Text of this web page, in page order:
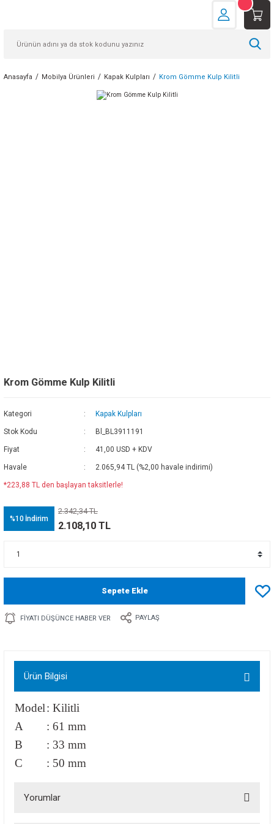
Anasayfa Mobilya Ürünleri Kapak Kulpları Krom Gömme Kulp Kilitli
Krom Gömme Kulp Kilitli
Kategori Kapak Kulpları
Stok Kodu Bl_BL3911191
Fiyat 41,00 USD + KDV
Havale 2.065,94 TL (%2,00 havale indirimi)
*223,88 TL den başlayan taksitlerle!
%10 İndirim
2.342,34 TL
2.108,10 TL
Sepete Ekle
FIYATI DÜŞÜNCE HABER VER PAYLAŞ
Ürün Bilgisi
Model: Kilitli
A
: 61 mm
B
: 33 mm
C
: 50 mm
Yorumlar